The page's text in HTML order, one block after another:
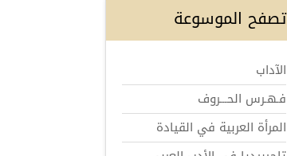
تصفح الموسوعة
الآداب
فـهـرس الحـــروف
المرأة العربية في القيادة